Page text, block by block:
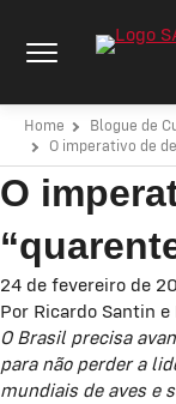
para
Home
Blogue de
O imperativo de
O
24 de fevereiro de
Por Ricardo Santin e
O Brasil precisa
para não perder a
mundiais de aves e